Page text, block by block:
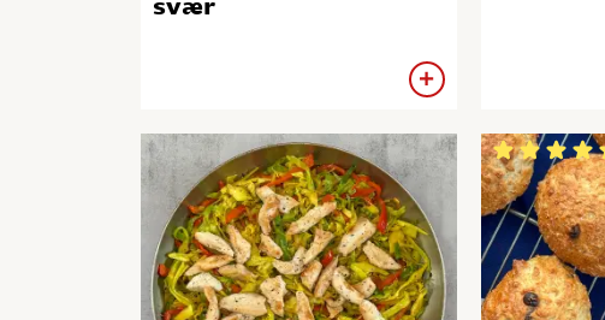
svær